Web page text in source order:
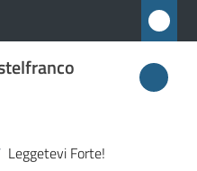
Leggetevi Forte!